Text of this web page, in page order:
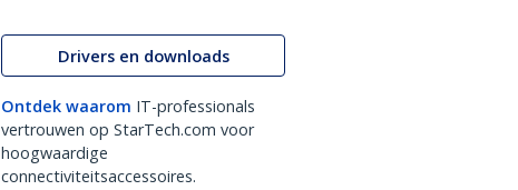
Drivers en downloads
Ontdek waarom IT-professionals
vertrouwen op StarTech.com voor
hoogwaardige
connectiviteitsaccessoires.